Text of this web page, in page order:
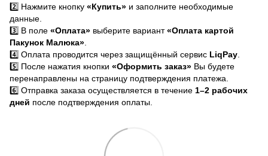
2️⃣ Нажмите кнопку «Купить» и заполните необходимые
данные.
3️⃣ В поле «Оплата» выберите вариант«Оплата картой
Пакунок Малюка»
4️⃣ Оплата проводится через защищённый сервис LiqPay
5️⃣ После нажатия кнопки «Оформить заказ» Вы будете
перенаправлены на страницу подтверждения платежа.
6️⃣ Отправка заказа осуществляется в течение 1–2 рабочих
дней после подтверждения оплаты.